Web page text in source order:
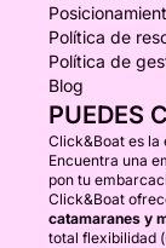
Política de
Política de
Blog
PUEDES
Click&Boat es la
Encuentra una
pon tu
Click&Boat
catamaranes y
total flexibilidad